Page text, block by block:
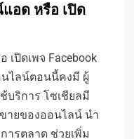
อด หรือ เปิด
เปิดเพจ Facebook
ไลน์ตอนนี้คงมี ผู้
บริการ โซเชียลมี
ขายของออนไลน์ นำ
ารตลาด ช่วยเพิ่ม